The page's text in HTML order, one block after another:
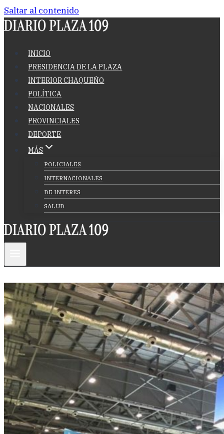
Saltar al contenido
INICIO
PRESIDENCIA DE LA PLAZA
INTERIOR CHAQUEÑO
POLÍTICA
NACIONALES
PROVINCIALES
DEPORTE
MÁS
POLICIALES
INTERNACIONALES
DE INTERES
SALUD